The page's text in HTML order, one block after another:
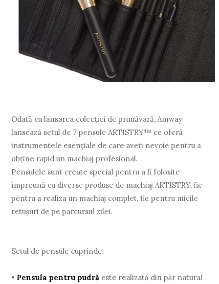
Odată cu lansarea colecției de primăvară, Amway
lansează setul de 7 pensule ARTISTRY™ ce oferă
instrumentele esențiale de care aveți nevoie pentru a
obține rapid un machiaj profesional.
Pensulele sunt create special pentru a fi folosite
împreună cu diverse produse de machiaj ARTISTRY, fie
pentru a realiza un machiaj complet, fie pentru micile
retușuri de pe parcursul zilei.
Setul de pensule cuprinde:
• Pensula pentru pudră este realizată din păr natural